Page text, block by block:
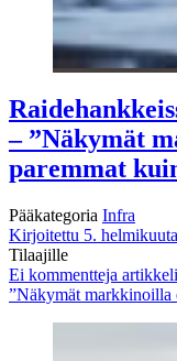
– ”Näkymät
paremmat
Pääkategoria Infra
Kirjoitettu 5.
Tilaajille
Ei kommentteja
”Näkymät markkinoilla